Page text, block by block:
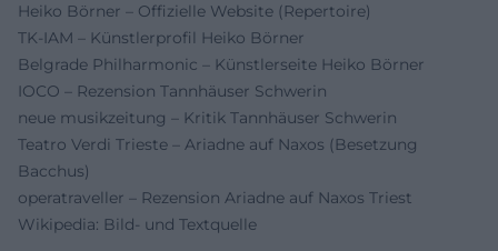
Heiko Börner – Offizielle Website (Repertoire)
TK-IAM – Künstlerprofil Heiko Börner
Belgrade Philharmonic – Künstlerseite Heiko Börner
IOCO – Rezension Tannhäuser Schwerin
neue musikzeitung – Kritik Tannhäuser Schwerin
Teatro Verdi Trieste – Ariadne auf Naxos (Besetzung
Bacchus)
operatraveller – Rezension Ariadne auf Naxos Triest
Wikipedia: Bild- und Textquelle